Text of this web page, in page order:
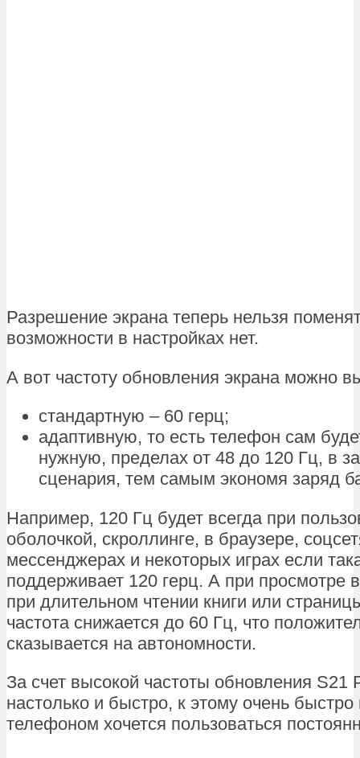
Разрешение экрана теперь нельзя
возможности в настройках нет.
А вот частоту обновления экрана можно
стандартную – 60 герц;
адаптивную, то есть телефон сам
нужную, пределах от 48 до 120 Гц, в
сценария, тем самым экономя заряд
Например, 120 Гц будет всегда при
оболочкой, скроллинге, в браузере,
мессенджерах и некоторых играх если
поддерживает 120 герц. А при просмотре
при длительном чтении книги или
частота снижается до 60 Гц, что
сказывается на автономности.
За счет высокой частоты обновления S21
настолько и быстро, к этому очень
телефоном хочется пользоваться